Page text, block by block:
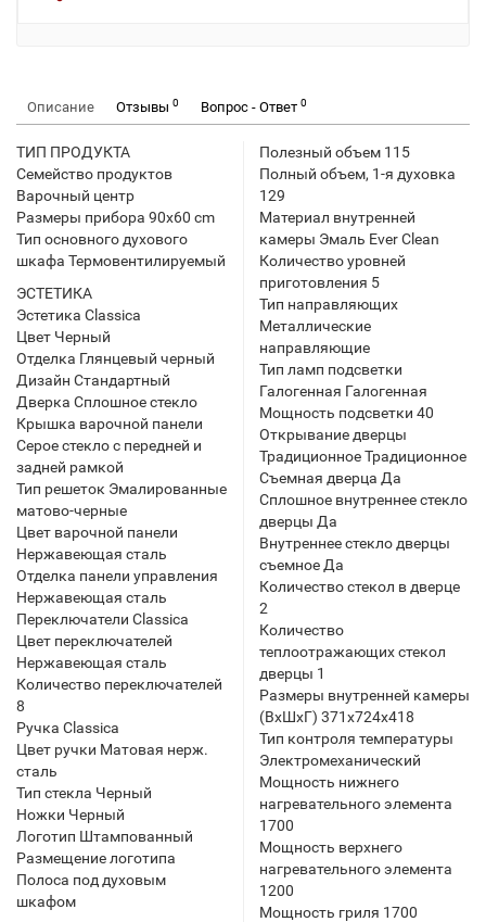
Описание Отзывы 0 Вопрос - Ответ 0
ТИП ПРОДУКТА
Семейство продуктов
Варочный центр
Размеры прибора 90x60 cm
Тип основного духового
шкафа Термовентилируемый
ЭСТЕТИКА
Эстетика Classica
Цвет Черный
Отделка Глянцевый черный
Дизайн Стандартный
Дверка Сплошное стекло
Крышка варочной панели
Серое стекло с передней и
задней рамкой
Тип решеток Эмалированные
матово-черные
Цвет варочной панели
Нержавеющая сталь
Отделка панели управления
Нержавеющая сталь
Переключатели Classica
Цвет переключателей
Нержавеющая сталь
Количество переключателей
8
Ручка Classica
Цвет ручки Матовая нерж.
сталь
Тип стекла Черный
Ножки Черный
Логотип Штампованный
Размещение логотипа
Полоса под духовым
шкафом
Полезный объем 115
Полный объем, 1-я духовка
129
Материал внутренней
камеры Эмаль Ever Clean
Количество уровней
приготовления 5
Тип направляющих
Металлические
направляющие
Тип ламп подсветки
Галогенная Галогенная
Мощность подсветки 40
Открывание дверцы
Традиционное Традиционное
Съемная дверца Да
Сплошное внутреннее стекло
дверцы Да
Внутреннее стекло дверцы
съемное Да
Количество стекол в дверце
2
Количество
теплоотражающих стекол
дверцы 1
Размеры внутренней камеры
(ВхШхГ) 371x724x418
Тип контроля температуры
Электромеханический
Мощность нижнего
нагревательного элемента
1700
Мощность верхнего
нагревательного элемента
1200
Мощность гриля 1700